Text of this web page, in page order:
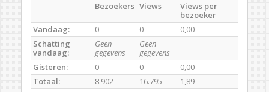
Bezoekers Views
Views per
bezoeker
Vandaag:
0 0
0,00
Schatting
vandaag:
Geen
gegevens
Geen
gegevens
Gisteren:
0 0
0,00
Totaal:
8.902 16.795 1,89